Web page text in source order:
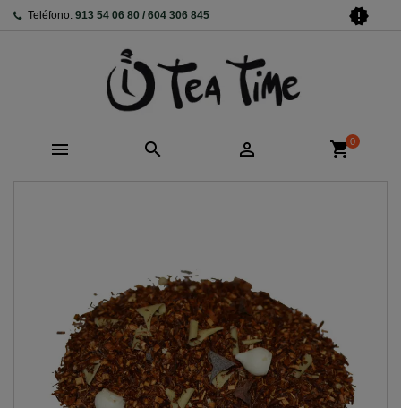
Teléfono: 913 54 06 80 / 604 306 845 new_releases
   shopping_cart0